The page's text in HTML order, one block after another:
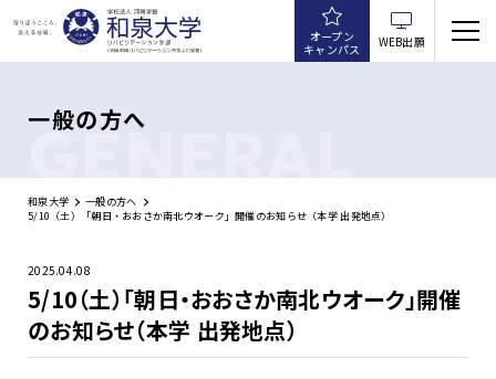
オープン
キャンパス
WEB出願
一般の方へ
GENERAL
和泉大学
一般の方へ
5/10（土）「朝日・おおさか南北ウオーク」開催のお知らせ（本学 出発地点）
2025.04.08
5/10（土）「朝日・おおさか南北ウオーク」開催
のお知らせ（本学 出発地点）